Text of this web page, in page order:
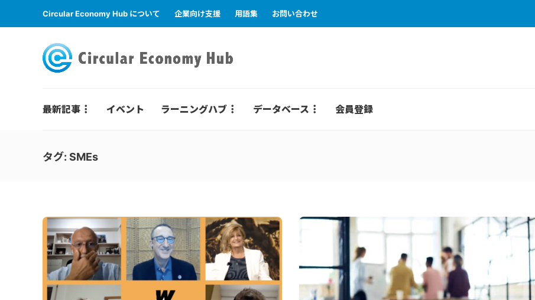
Circular Economy Hub について 企業向け支援 用語集 お問い合わせ
最新記事 イベント ラーニングハブ データベース 会員登録
タグ: SMEs